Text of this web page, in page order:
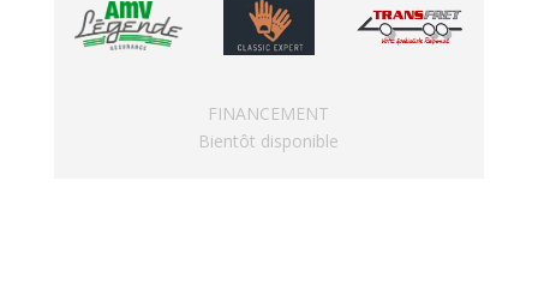
FINANCEMENT
Bientôt disponible